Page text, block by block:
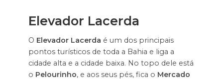
Elevador Lacerda
O Elevador Lacerda é um dos principais
pontos turísticos de toda a Bahia e liga a
cidade alta e a cidade baixa. No topo dele está
o Pelourinho, e aos seus pés, fica o Mercado